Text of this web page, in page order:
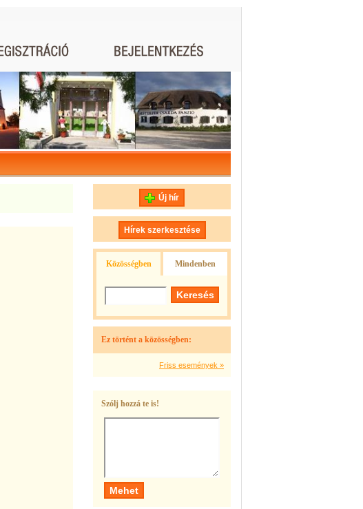
Új hír
Hírek szerkesztése
Közösségben Mindenben
Ez történt a közösségben:
Friss események »
Szólj hozzá te is!